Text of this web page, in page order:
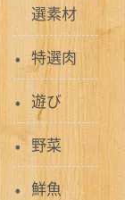
選素材
特選肉
遊び
野菜
鮮魚